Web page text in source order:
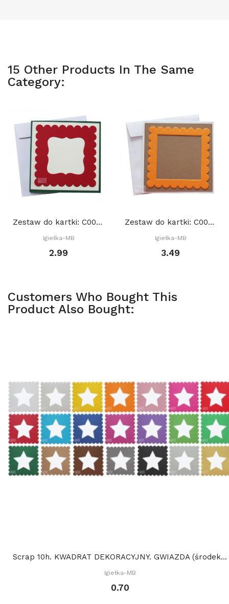
15 Other Products In The Same
Category:
Zestaw do kartki: C004 S10d, Baza 15x15 cm:...
Igiełka-MB
2.99
Zestaw do kartki: C002 S10b, Baza 15x15 cm: Złota
Igiełka-MB
3.49
Customers Who Bought This
Product Also Bought:
Scrap 10h. KWADRAT DEKORACYJNY. GWIAZDA (środek...
Igiełka-MB
0.70